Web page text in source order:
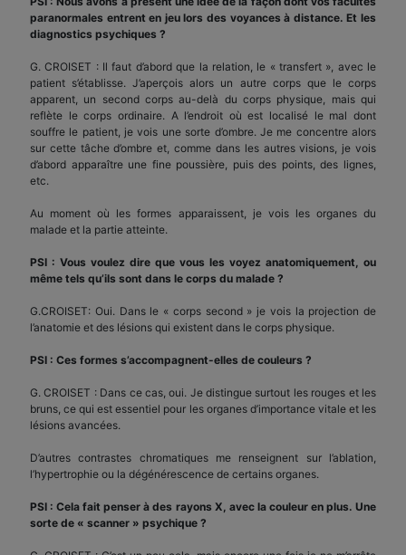
paranormales entrent en jeu lors des voyances à distance. Et les
diagnostics psychiques ?
G. CROISET : Il faut d’abord que la relation, le « transfert », avec le
patient s’établisse. J’aperçois alors un autre corps que le corps
apparent, un second corps au-delà du corps physique, mais qui
reflète le corps ordinaire. A l’endroit où est localisé le mal dont
souffre le patient, je vois une sorte d’ombre. Je me concentre alors
sur cette tâche d’ombre et, comme dans les autres visions, je vois
d’abord apparaître une fine poussière, puis des points, des lignes,
etc.
Au moment où les formes apparaissent, je vois les organes du
malade et la partie atteinte.
PSI : Vous voulez dire que vous les voyez anatomiquement, ou
même tels qu’ils sont dans le corps du malade ?
G.CROISET: Oui. Dans le « corps second » je vois la projection de
l’anatomie et des lésions qui existent dans le corps physique.
PSI : Ces formes s’accompagnent-elles de couleurs ?
G. CROISET : Dans ce cas, oui. Je distingue surtout les rouges et les
bruns, ce qui est essentiel pour les organes d’importance vitale et les
lésions avancées.
D’autres contrastes chromatiques me renseignent sur l’ablation,
l’hypertrophie ou la dégénérescence de certains organes.
PSI : Cela fait penser à des rayons X, avec la couleur en plus. Une
sorte de « scanner » psychique ?